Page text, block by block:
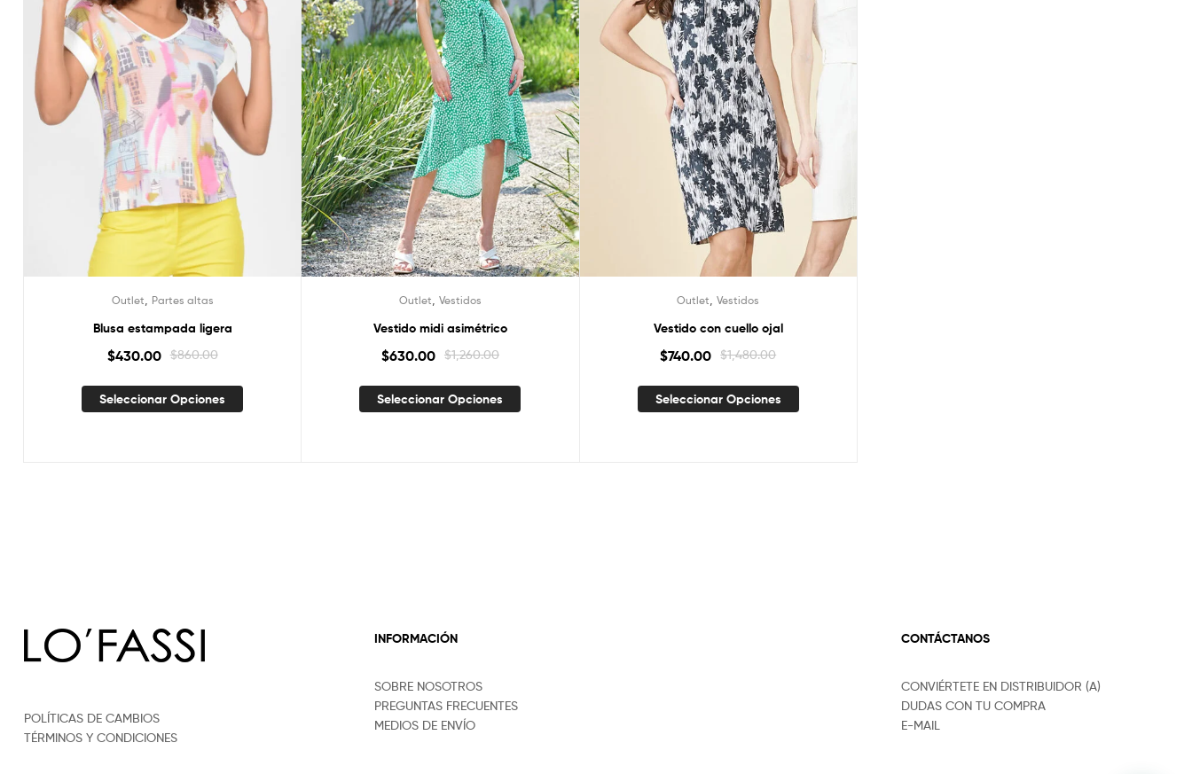
Outlet Partes altas
Blusa estampada ligera
$860.00
$430.00
Seleccionar Opciones
Outlet Vestidos
Vestido midi asimétrico
$1,260.00
$630.00
Seleccionar Opciones
Outlet ,Vestidos
Vestido con cuello ojal
$1,480.00
$740.00
Seleccionar Opciones
POLÍTICAS DE CAMBIOS
TÉRMINOS Y CONDICIONES
INFORMACIÓN
SOBRE NOSOTROS
PREGUNTAS FRECUENTES
MEDIOS DE ENVÍO
CONTÁCTANOS
CONVIÉRTETE EN DISTRIBUIDOR (A)
DUDAS CON TU COMPRA
E-MAIL